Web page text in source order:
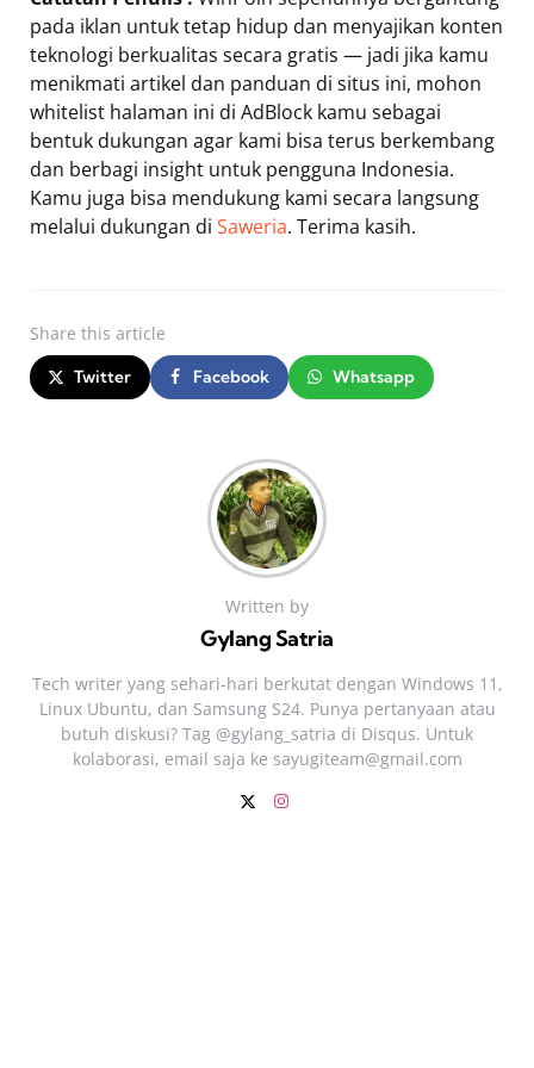
pada iklan untuk tetap hidup dan menyajikan konten
teknologi berkualitas secara gratis — jadi jika kamu
menikmati artikel dan panduan di situs ini, mohon
whitelist halaman ini di AdBlock kamu sebagai
bentuk dukungan agar kami bisa terus berkembang
dan berbagi insight untuk pengguna Indonesia.
Kamu juga bisa mendukung kami secara langsung
melalui dukungan di Saweria. Terima kasih.
Share this article
Twitter Facebook Whatsapp
Written by
Gylang Satria
Tech writer yang sehari‑hari berkutat dengan Windows 11,
Linux Ubuntu, dan Samsung S24. Punya pertanyaan atau
butuh diskusi? Tag @gylang_satria di Disqus. Untuk
kolaborasi, email saja ke sayugiteam@gmail.com